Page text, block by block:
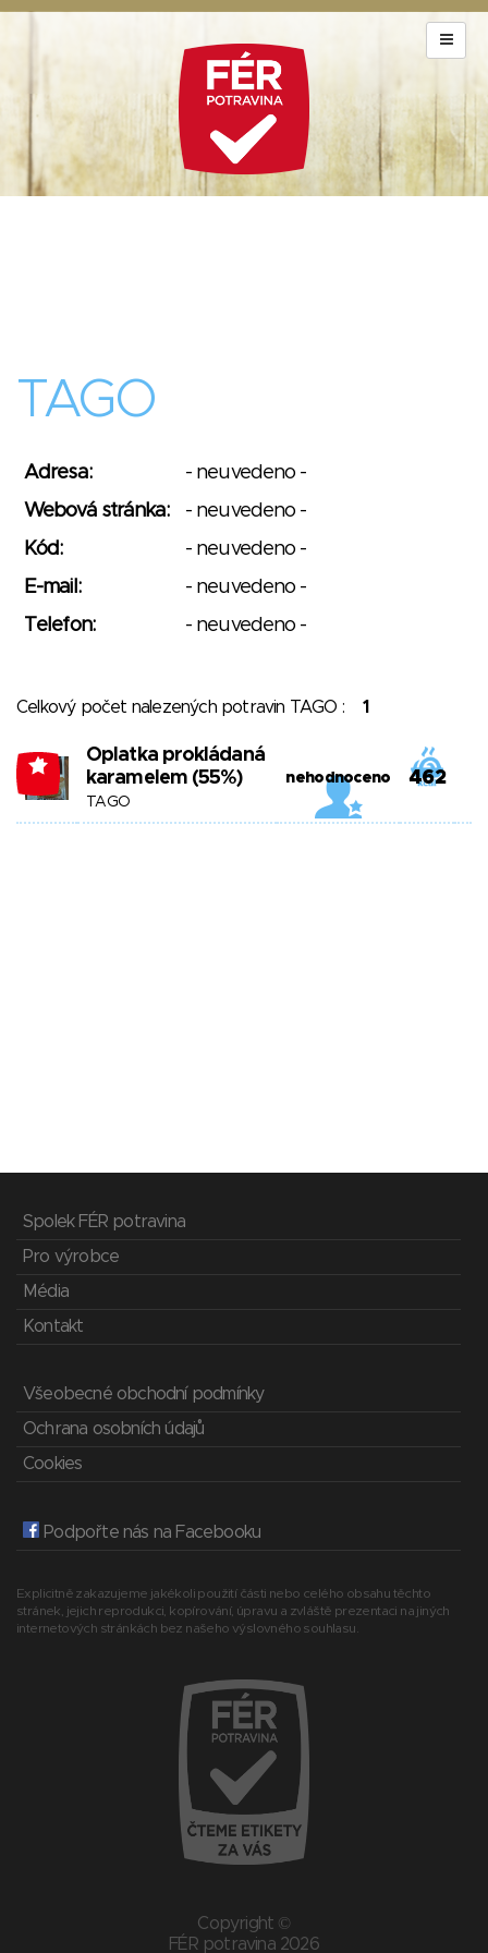
TAGO
Adresa:
- neuvedeno -
Webová stránka:
- neuvedeno -
Kód:
- neuvedeno -
E-mail:
- neuvedeno -
Telefon:
- neuvedeno -
Celkový počet nalezených potravin TAGO : 1
-1
Oplatka prokládaná
karamelem (55%)
TAGO
nehodnoceno 462
Spolek FÉR potravina
Pro výrobce
Média
Kontakt
Všeobecné obchodní podmínky
Ochrana osobních údajů
Cookies
Podpořte nás na Facebooku
Explicitně zakazujeme jakékoli použití části nebo celého obsahu těchto
stránek, jejich reprodukci, kopírování, úpravu a zvláště prezentaci na jiných
internetových stránkách bez našeho výslovného souhlasu.
Copyright ©
FÉR potravina 2026